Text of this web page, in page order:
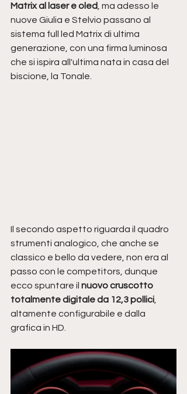
Matrix al laser e oled , ma adesso le
nuove Giulia e Stelvio passano al
sistema full led Matrix di ultima
generazione, con una firma luminosa
che si ispira all'ultima nata in casa del
biscione, la Tonale.
Il secondo aspetto riguarda il quadro
strumenti analogico, che anche se
classico e bello da vedere, non era al
passo con le competitors, dunque
ecco spuntare il nuovo cruscotto
totalmente digitale da 12,3 pollici
altamente configurabile e dalla
grafica in HD.